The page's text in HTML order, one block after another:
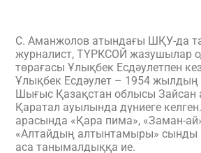
С. Аманжолов атындағы ШҚУ-да
журналист, ТҮРКСОЙ жазушылар
төрағасы Ұлықбек Есдәулетпен
Ұлықбек Есдәулет – 1954 жылдың
Шығыс Қазақстан облысы Зайсан
Қаратал ауылында дүниеге
арасында «Қара пима», «Заман-
«Алтайдың алтынтамыры»
аса танымалдыққа ие.